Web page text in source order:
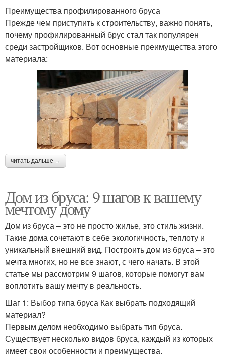
Преимущества профилированного бруса
Прежде чем приступить к строительству, важно понять,
почему профилированный брус стал так популярен
среди застройщиков. Вот основные преимущества этого
материала:
читать дальше →
Дом из бруса: 9 шагов к вашему
мечтому дому
Дом из бруса – это не просто жилье, это стиль жизни.
Такие дома сочетают в себе экологичность, теплоту и
уникальный внешний вид. Построить дом из бруса – это
мечта многих, но не все знают, с чего начать. В этой
статье мы рассмотрим 9 шагов, которые помогут вам
воплотить вашу мечту в реальность.
Шаг 1: Выбор типа бруса Как выбрать подходящий
материал?
Первым делом необходимо выбрать тип бруса.
Существует несколько видов бруса, каждый из которых
имеет свои особенности и преимущества.